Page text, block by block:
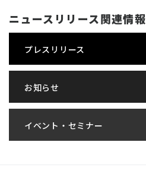
ニュースリリース関連情報
プレスリリース
お知らせ
イベント・セミナー